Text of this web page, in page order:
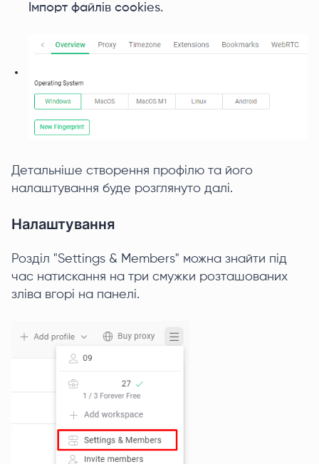
Імпорт файлів cookies.
Детальніше створення профілю та його
налаштування буде розглянуто далі.
Налаштування
Розділ "Settings & Members" можна знайти під
час натискання на три смужки розташованих
зліва вгорі на панелі.